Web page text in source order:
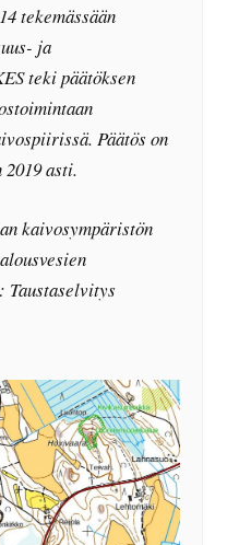
tekemässään
ja
teki päätöksen
Päätös on
2019 asti.
kaivosympäristön
Taustaselvitys